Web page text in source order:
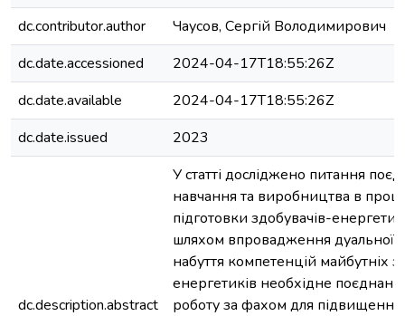
dc.contributor.author
Чаусов, Сергій Володимирович
dc.date.accessioned
2024-04-17T18:55:26Z
dc.date.available
2024-04-17T18:55:26Z
dc.date.issued
2023
dc.description.abstract
У статті досліджено питання
навчання та виробництва в
підготовки здобувачів-
шляхом впровадження дуальної
набуття компетенцій майбутніх
енергетиків необхідне
роботу за фахом для підвищення